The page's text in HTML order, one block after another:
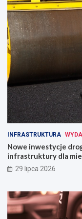
INFRASTRUKTURA
Nowe inwestycje
infrastruktury dla
29 lipca 2026